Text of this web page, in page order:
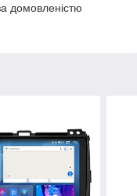
домовленістю